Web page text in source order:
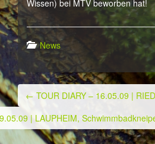
Wissen) bei MTV beworben hat!
News
Post
← TOUR DIARY – 16.05.09 |
| LAUPHEIM,